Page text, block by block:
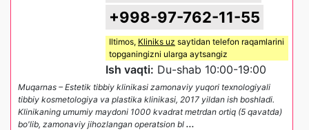
+998-97-762-11-55
Iltimos, Kliniks uz saytidan telefon raqamlarini
topganingizni ularga aytsangiz
Ish vaqti: Du-shab 10:00-19:00
Muqarnas – Estetik tibbiy klinikasi zamonaviy yuqori texnologiyali
tibbiy kosmetologiya va plastika klinikasi, 2017 yildan ish boshladi.
Klinikaning umumiy maydoni 1000 kvadrat metrdan ortiq (5 qavatda)
bo'lib, zamonaviy jihozlangan operatsion bl ...